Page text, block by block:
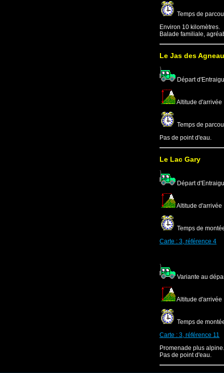
Temps de
Environ 10 kilomètres.
Balade familiale,
Le Jas des
Départ
Altitude d'arrivée
Temps de
Pas de point d'eau.
Le Lac Gary
Départ
Altitude d'arrivée
Temps de
Carte : 3, référence 4
Variante au
Altitude d'arrivée
Temps de
Carte : 3, référence 11
Promenade plus alpine.
Pas de point d'eau.